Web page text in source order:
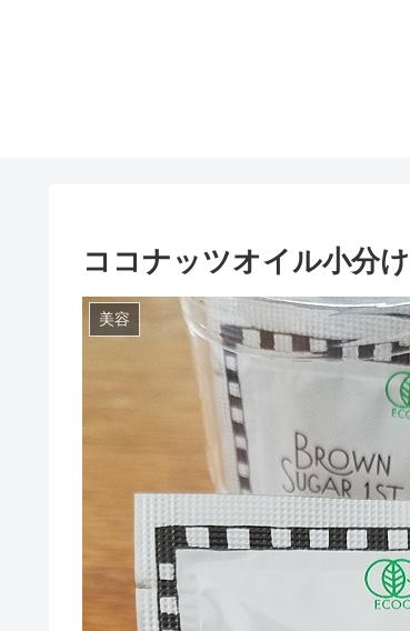
ココナッツオイル小分
美容